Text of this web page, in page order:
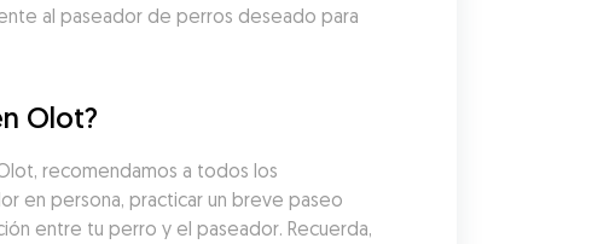
al paseador de perros deseado para
Olot?
recomendamos a todos los
en persona, practicar un breve paseo
entre tu perro y el paseador. Recuerda,